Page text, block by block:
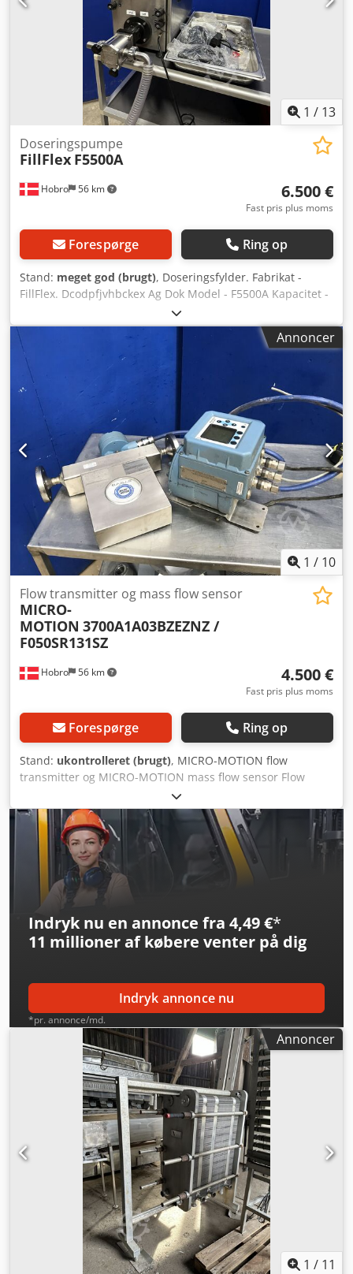
1 / 13
Hobro 56 km
Doseringspumpe
FillFlex F5500A
6.500 €
Fast pris plus moms
Forespørge Ring op
Stand: meget god (brugt), Doseringsfylder. Fabrikat -
FillFlex. Dcodpfjvhbckex Ag Dok Model - F5500A Kapacitet -
25L/min. Dosering fra 20ml-1500ml. Maks temperatur -
60grader eller derover. Ekstra pumpehus medfølger samt
slange pumpehovede til dosering. Diverse reservedele
medfølger. CLH.24
Annoncer
1 / 10
Hobro 56 km
Flow transmitter og mass flow sensor
MICRO-
MOTION 3700A1A03BZEZNZ /
F050SR131SZ
4.500 €
Fast pris plus moms
Forespørge Ring op
Stand: ukontrolleret (brugt), MICRO-MOTION flow
transmitter og MICRO-MOTION mass flow sensor Flow
transmitter - Model - 3700A1A03BZEZNZ Volt - 85.250 VAC.
3700 S/N - 2183431 Sensor S/N - 518040. Mass flow sensor
- Model - F050SR131SZ S/N - 518040. Flow cal. - 33.6384.77.
Dens cal. - 07339081654.36. D1 - 0.00121 / K1 - 7338.88.
Djdpfxsh R Ivis Ag Dsck D2 - 0.99677 / K2 - 8164.88. TC -
4.36. Temp. range - -240 to +150 DEG C. Tube - 100Bar.
Connection - 40bar. Case - 0Bar. 3 pcs. in stock. Price is per
piece.
Indryk nu en annonce fra 4,49 €*
11 millioner af købere venter på dig
Indryk annonce nu
*pr. annonce/md.
Annoncer
1 / 11